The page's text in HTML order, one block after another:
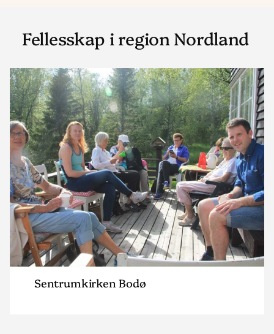
Fellesskap i region Nordland
Sentrumkirken Bodø
Read
article
"Sentrumkirken
Bodø"